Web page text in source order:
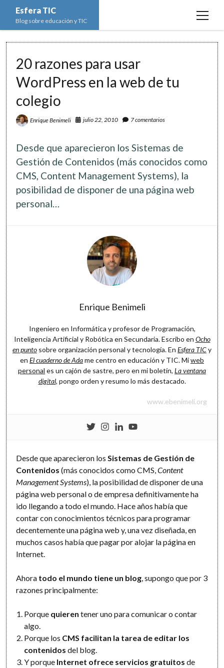
Esfera TIC
Blog sobre educación y TIC
open
Educación y TIC open
Actualidad
Escuela de padres
Espacios
Innovación
Lectura
Asignaturas open
Ciencias Naturales
Ed. Plástica y Visual
Historia del Arte
Lengua
Música
Informática open
Imagen digital
menu
Bases de datos
Hoja de cálculo
Programación
Redes de ordenadores
Redes sociales
Matemáticas open
Geometría
twitterfacebookinstagram
youtube
20 razones para usar
WordPress en la web de tu
colegio
Enrique Benimeli julio 22, 2010 7 comentarios
Desde que aparecieron los Sistemas de
Gestión de Contenidos (más conocidos como
CMS, Content Management Systems), la
posibilidad de disponer de una página web
personal…
Enrique Benimeli
Ingeniero en Informática y profesor de Programación,
Inteligencia Artificial y Robótica en Secundaria. Escribo en Ocho
en punto sobre organización personal y tecnología. En Esfera TICy
en El cuaderno de Adame centro en educación y TIC. Miweb
personal es un cajón de sastre, pero en mi boletín, La ventana
digital, pongo orden y resumo lo más destacado.
www.ebenimeli.org
Desde que aparecieron los Sistemas de Gestión de
Contenidos(más conocidos como CMS,Content
Management Systems), la posibilidad de disponer de una
página web personal o de empresa definitivamente ha
ido llegando a todo el mundo. Hace años había que
contar con conocimientos técnicos para programar
decentemente una página web y, una vez diseñada, en
muchos casos había que pagar por alojar la página en
Internet.
Ahora todo el mundo tiene un blog , supongo que por 3
razones principalmente:
Porque quieren tener uno para comunicar o contar
algo.
Porque los CMS facilitan la tarea de editar los
contenidos del blog.
Y porque Internet ofrece servicios gratuitos de